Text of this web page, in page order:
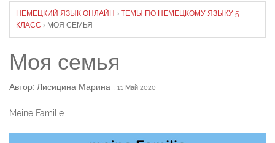
НЕМЕЦКИЙ ЯЗЫК ОНЛАЙН › ТЕМЫ ПО НЕМЕЦКОМУ ЯЗЫКУ 5
КЛАСС › МОЯ СЕМЬЯ
Моя семья
Автор: Лисицина Марина , 11 Май 2020
Meine Familie